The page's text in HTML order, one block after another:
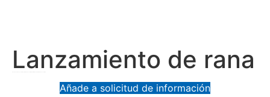
Lanzamiento de rana
Añade a solicitud de información